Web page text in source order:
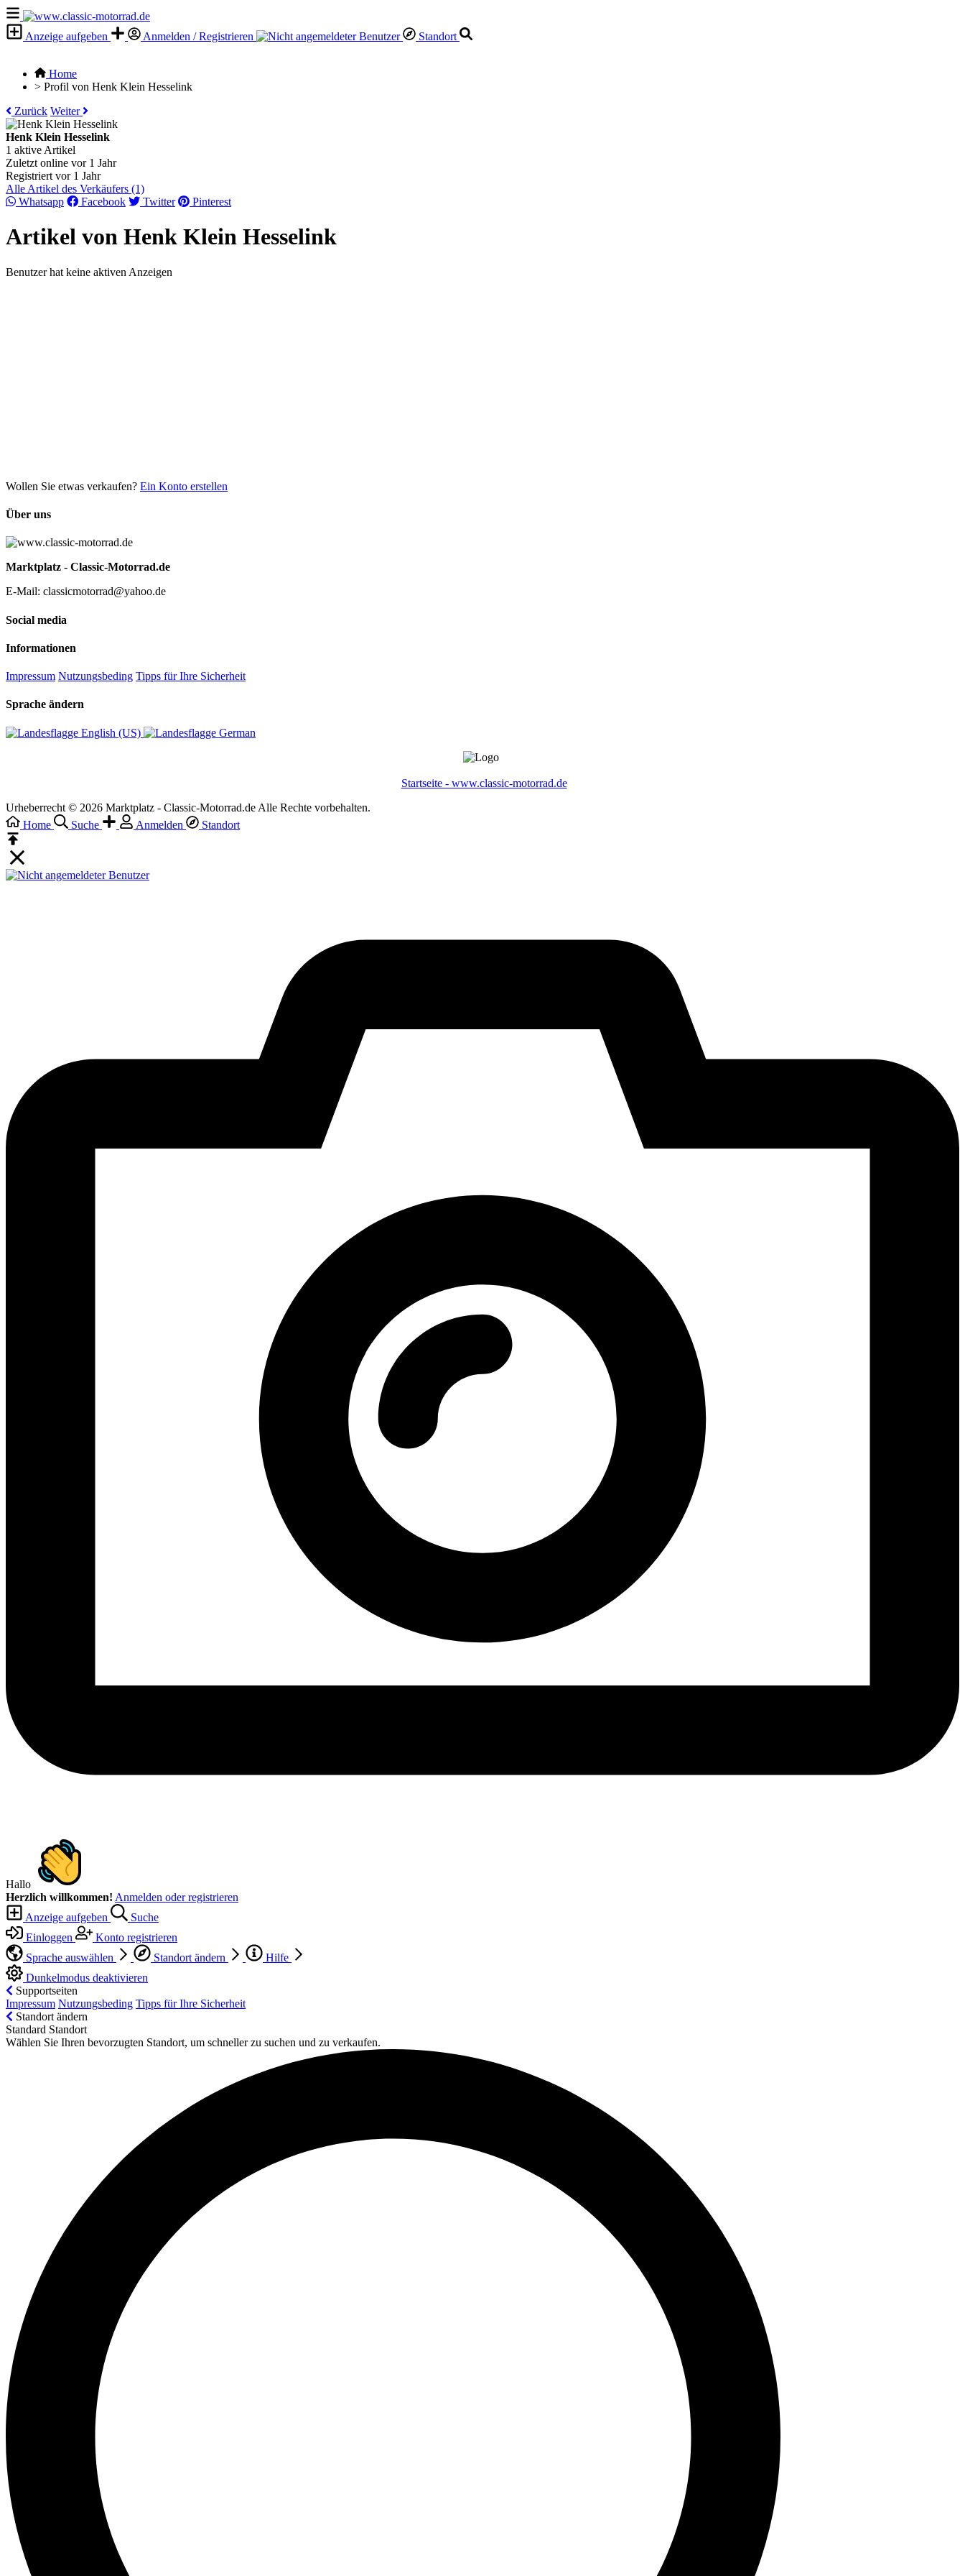
Anzeige aufgeben Anmelden / Registrieren Standort
Home
> Profil von Henk Klein Hesselink
Zurück Weiter
Henk Klein Hesselink
1 aktive Artikel
Zuletzt online vor 1 Jahr
Registriert vor 1 Jahr
Alle Artikel des Verkäufers (1)
Whatsapp
Facebook Twitter Pinterest
Artikel von Henk Klein Hesselink
Benutzer hat keine aktiven Anzeigen
Wollen Sie etwas verkaufen? Ein Konto erstellen
Über uns
Marktplatz - Classic-Motorrad.de
E-Mail: classicmotorrad@yahoo.de
Social media
Informationen
Impressum Nutzungsbeding Tipps für Ihre Sicherheit
Sprache ändern
English (US)‎ German‎
Startseite - www.classic-motorrad.de
Urheberrecht © 2026 Marktplatz - Classic-Motorrad.de Alle Rechte vorbehalten.
Home
Suche Anmelden Standort
Hallo
Herzlich willkommen! Anmelden oder registrieren
Anzeige aufgeben
Suche
Einloggen
Konto registrieren
Sprache auswählen
Standort ändern
Hilfe
Dunkelmodus deaktivieren
Supportseiten
Impressum Nutzungsbeding Tipps für Ihre Sicherheit
Standort ändern
Standard Standort
Wählen Sie Ihren bevorzugten Standort, um schneller zu suchen und zu verkaufen.